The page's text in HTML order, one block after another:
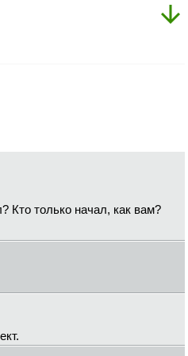
Кто только начал, как вам?